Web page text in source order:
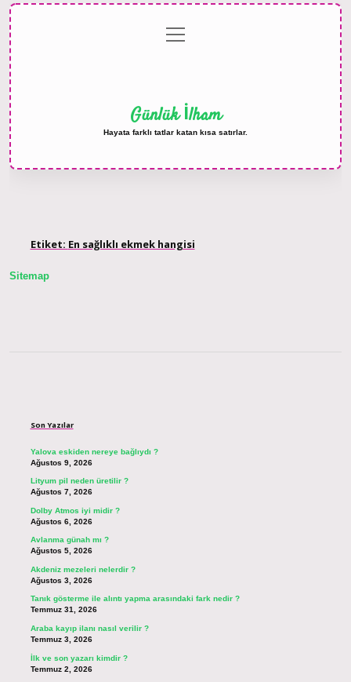
menüyü
aç
Günlük İlham
Hayata farklı tatlar katan kısa satırlar.
Etiket: En sağlıklı ekmek hangisi
Sitemap
Son Yazılar
Yalova eskiden nereye bağlıydı ?
Ağustos 9, 2026
Lityum pil neden üretilir ?
Ağustos 7, 2026
Dolby Atmos iyi midir ?
Ağustos 6, 2026
Avlanma günah mı ?
Ağustos 5, 2026
Akdeniz mezeleri nelerdir ?
Ağustos 3, 2026
Tanık gösterme ile alıntı yapma arasındaki fark nedir ?
Temmuz 31, 2026
Araba kayıp ilanı nasıl verilir ?
Temmuz 3, 2026
İlk ve son yazarı kimdir ?
Temmuz 2, 2026